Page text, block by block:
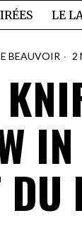
LE
BEAUVOIR 2